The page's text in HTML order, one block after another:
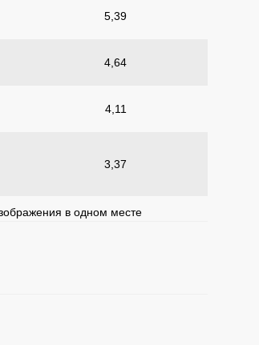
5,39
4,64
4,11
3,37
в одном месте